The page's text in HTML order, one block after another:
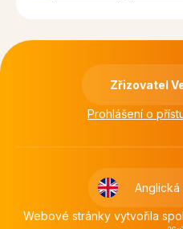
Zřizovatel
Prohlášení o
Webové stránky vytvořila